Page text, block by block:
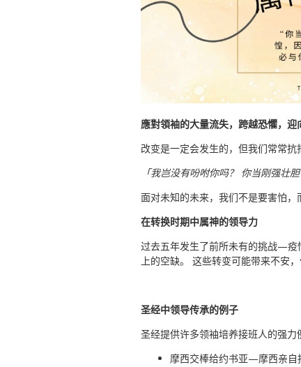
應對領袖的大量流失，跨越恐懼，迎
改变是一定会发生的，但我们常常抗
「我岂没有吩咐你吗？ 你当刚强壮
面对未知的未来，我们不是要害怕
在转换时期中属神的领导力
过去五年发生了前所未有的挑战—疫
上的空缺。 这些转变可能带来不安
圣经中领导传承的例子
圣经提供许多领袖培养接班人的强力
摩西交棒给约书亚—摩西亲自